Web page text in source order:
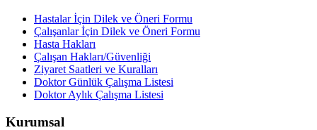
Hastalar İçin Dilek ve Öneri Formu
Çalışanlar İçin Dilek ve Öneri Formu
Hasta Hakları
Çalışan Hakları/Güvenliği
Ziyaret Saatleri ve Kuralları
Doktor Günlük Çalışma Listesi
Doktor Aylık Çalışma Listesi
Kurumsal